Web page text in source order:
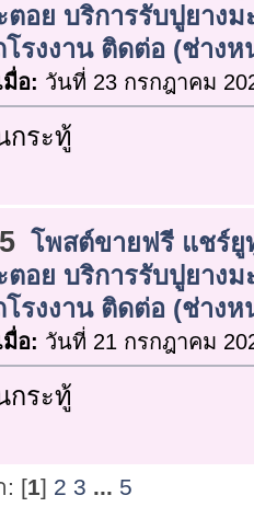
ตอย บริการรับปูยาง
โรงงาน ติดต่อ (ช่างห
มื่อ: วันที่ 23 กรกฎาคม
กระทู้
โพสต์ขายฟรี แชร์
ตอย บริการรับปูยาง
โรงงาน ติดต่อ (ช่างห
มื่อ: วันที่ 21 กรกฎาคม
กระทู้
: [1] 2 3 ... 5